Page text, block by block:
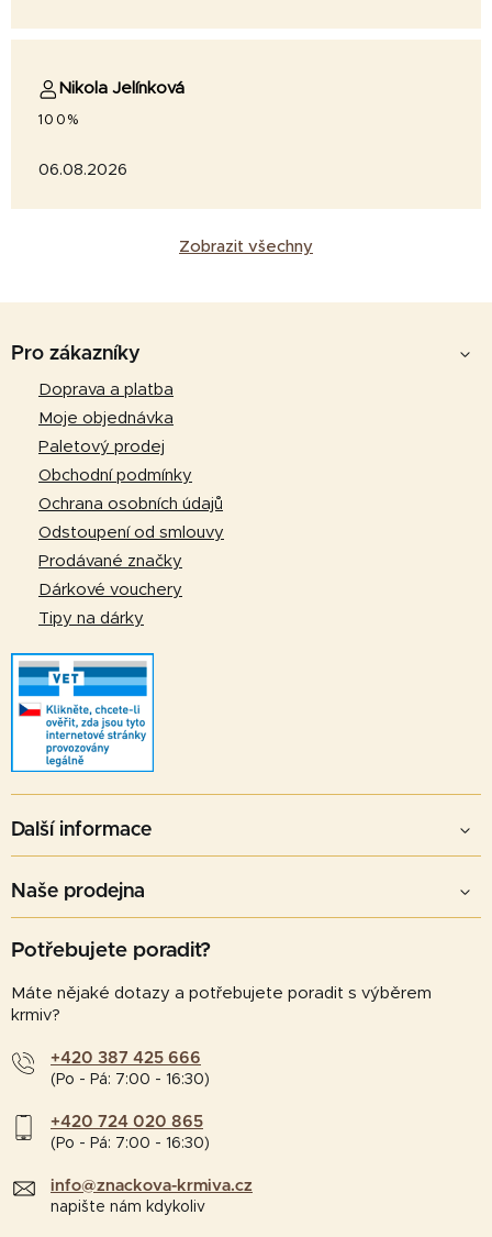
Nikola Jelínková
100%
06.08.2026
Zobrazit všechny
Pro zákazníky
Doprava a platba
Moje objednávka
Paletový prodej
Obchodní podmínky
Ochrana osobních údajů
Odstoupení od smlouvy
Prodávané značky
Dárkové vouchery
Tipy na dárky
Další informace
Naše prodejna
Potřebujete poradit?
Máte nějaké dotazy a potřebujete poradit s výběrem
krmiv?
+420 387 425 666
(Po - Pá: 7:00 - 16:30)
+420 724 020 865
(Po - Pá: 7:00 - 16:30)
info@znackova-krmiva.cz
napište nám kdykoliv